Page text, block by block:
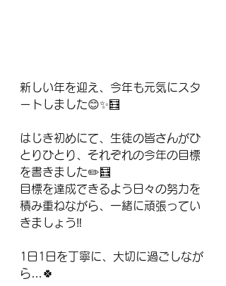
新しい年を迎え、今年も元気にスタ
ートしました😊✨🧮
はじき初めにて、生徒の皆さんがひ
とりひとり、それぞれの今年の目標
を書きました✏️🧮
目標を達成できるよう日々の努力を
積み重ねながら、一緒に頑張ってい
きましょう‼️
1日1日を丁寧に、大切に過ごしなが
ら…🍀